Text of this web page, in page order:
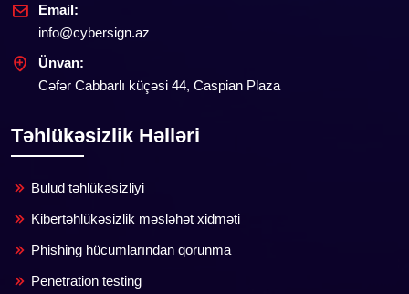
Email:
info@cybersign.az
Ünvan:
Cəfər Cabbarlı küçəsi 44, Caspian Plaza
Təhlükəsizlik Həlləri
Bulud təhlükəsizliyi
Kibertəhlükəsizlik məsləhət xidməti
Phishing hücumlarından qorunma
Penetration testing